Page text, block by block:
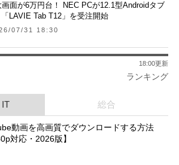
面が6万円台！ NEC PCが12.1型Androidタブ
「LAVIE Tab T12」を受注開始
07/31 18:30
ランキング
18:00更新
総合
動画を高画質でダウンロードする方法
対応・2026版】